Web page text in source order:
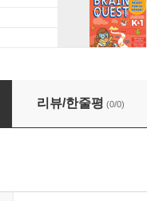
리뷰/한줄평 (0/0)